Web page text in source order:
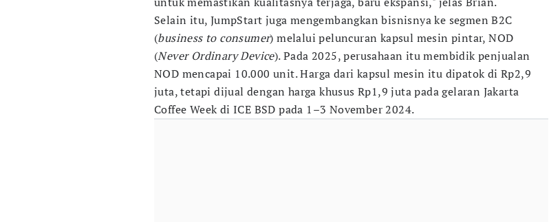
Selain itu, JumpStart juga mengembangkan bisnisnya ke segmen B2C
(business to consumer) melalui peluncuran kapsul mesin pintar, NOD
(Never Ordinary Device). Pada 2025, perusahaan itu membidik penjualan
NOD mencapai 10.000 unit. Harga dari kapsul mesin itu dipatok di Rp2,9
juta, tetapi dijual dengan harga khusus Rp1,9 juta pada gelaran Jakarta
Coffee Week di ICE BSD pada 1–3 November 2024.